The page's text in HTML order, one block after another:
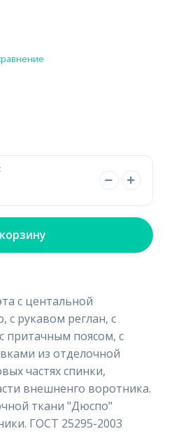
с центальной
с рукавом реглан, с
притачным поясом, с
из отделочной
частях спинки,
внешненго воротника.
ткани "Дюспо"
ГОСТ 25295-2003